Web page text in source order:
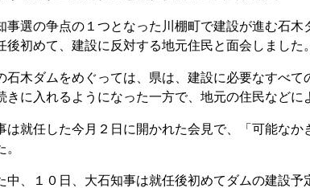
選の争点の１つとなった川棚町で建設が進む石
後初めて、建設に反対する地元住民と面会しました。
木ダムをめぐっては、県は、建設に必要なすべ
きに入れるようになった一方で、地元の住民などに
就任した今月２日に開かれた会見で、「可能な
、１０日、大石知事は就任後初めてダムの建設予